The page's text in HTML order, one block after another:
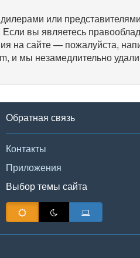
или
вы являетесь
на сайте — пожалуйста,
и мы незамедлительно
Обратная связь
Контакты
Приложения
Выбор темы сайта